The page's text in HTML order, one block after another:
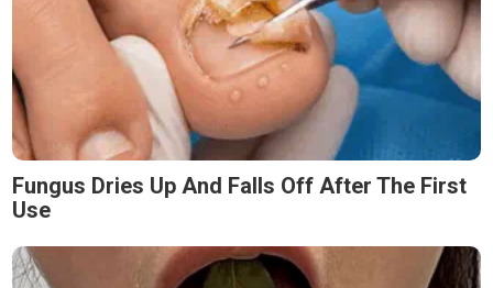
Fungus Dries Up And Falls Off After The First
Use